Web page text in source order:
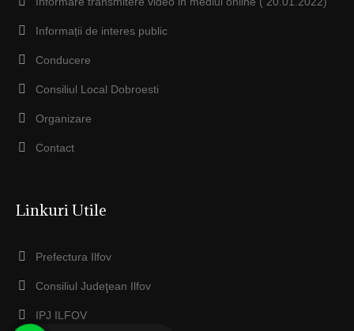
Informații de interes public
Conducere
Consiliul Local Dobroesti
Organizare
Contact
Linkuri Utile
Prefectura Ilfov
Consiliul Judeţean Ilfov
IPJ ILFOV